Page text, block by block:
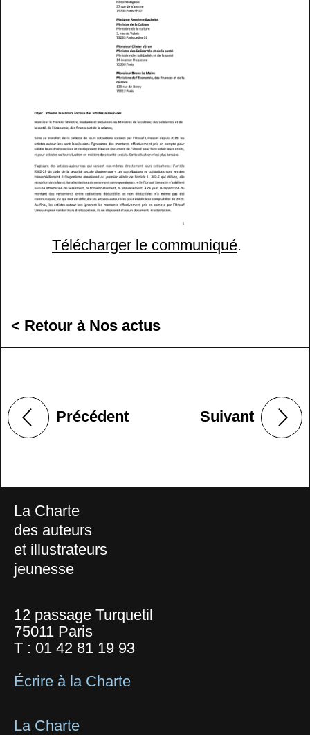
Télécharger le communiqué.
< Retour à Nos actus
Précédent Suivant
La Charte
des auteurs
et illustrateurs
jeunesse
12 passage Turquetil
75011 Paris
T : 01 42 81 19 93
Écrire à la Charte
La Charte